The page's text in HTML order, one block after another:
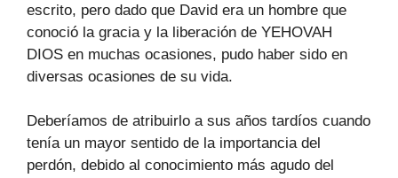
escrito, pero dado que David era un hombre que
conoció la gracia y la liberación de YEHOVAH
DIOS en muchas ocasiones, pudo haber sido en
diversas ocasiones de su vida.
Deberíamos de atribuirlo a sus años tardíos cuando
tenía un mayor sentido de la importancia del
perdón, debido al conocimiento más agudo del